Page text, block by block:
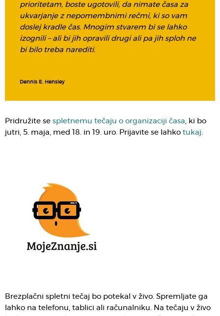
prioritetam, boste ugotovili, da nimate časa za
ukvarjanje z nepomembnimi rečmi, ki so vam
doslej kradle čas. Mnogim stvarem bi se lahko
izognili – ali bi jih opravili drugi ali pa jih sploh ne
bi bilo treba narediti.
Dennis E. Hensley
Pridružite se spletnemu tečaju o organizaciji časa , ki bo
jutri, 5. maja, med 18. in 19. uro. Prijavite se lahko tukaj
Brezplačni spletni tečaj bo potekal v živo. Spremljate ga
lahko na telefonu, tablici ali računalniku. Na tečaju v živo